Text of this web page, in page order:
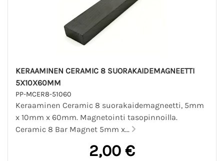
KERAAMINEN CERAMIC 8 SUORAKAIDEMAGNEETTI
5X10X60MM
PP-MCER8-51060
Keraaminen Ceramic 8 suorakaidemagneetti, 5mm
x 10mm x 60mm. Magnetointi tasopinnoilla.
Ceramic 8 Bar Magnet 5mm x...
2,00 €